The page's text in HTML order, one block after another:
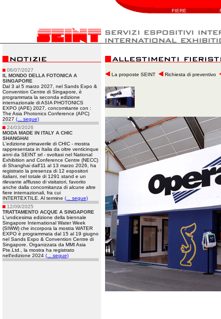
FIERE
06/07/2027
IL MONDO DELLA FOTONICA A
SINGAPORE
Dal 3 al 5 marzo 2027, nel Sands Expo &
Convention Centre di Singapore, è
programmata la seconda edizione
internazionale di ASIA PHOTONICS
EXPO (APE) 2027, concomitante con :
The Asia Photonics Conference (APC)
2027 (... segue)
24/03/2026
MODA MADE IN ITALY A CHIC
SHANGHAI
L'edizione primaverile di CHIC - mostra
rappresentata in Italia da oltre venticinque
anni da SEINT srl - svoltasi nel National
Exhibition and Conference Centre (NECC)
di Shanghai dall'11 al 13 marzo 2026, ha
registrato la presenza di 12 espositori
italiani, nel totale di 1291 stand e un
rilevante afflusso di visitatori, favorito
anche dalla concomitanza di alcune altre
fiere internazionali, fra cui
INTERTEXTILE. Al termine (... segue)
12/09/2025
TRATTAMENTO ACQUE A SINGAPORE
L'undicesima edizione della biennale
Singapore International Water Week
(SIWW) che incorpora la mostra WATER
EXPO è programmata dal 15 al 19 giugno
nel Sands Expo & Convention Centre di
Singapore. Organizzata da MMI Asia
Pte.Ltd., la mostra ha registrato
nell'edizione 2024 (... segue)
La proposte SEINT Richiesta di preventivo